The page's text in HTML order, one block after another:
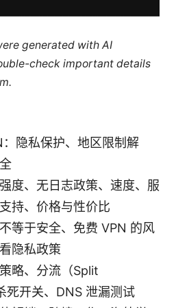
generated with AI
check important details
隐私保护、地区限制解
度、无日志政策、速度、服
持、价格与性价比
等于安全、免费 VPN 的风
隐私政策
略、分流（Split
死开关、DNS 泄漏测试